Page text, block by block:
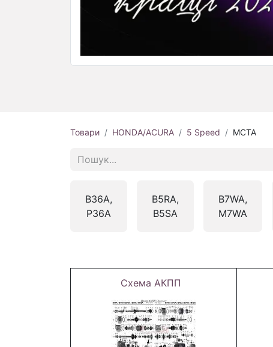
Товари HONDA/ACURA 5 Speed MCTA
B36A,
P36A
B5RA,
B5SA
B7WA,
M7WA
Схема АКПП